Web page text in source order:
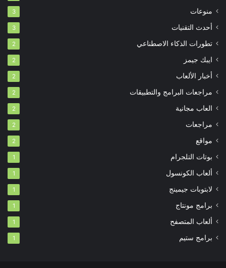
منوعات 3
أحدث التقنيات 3
تطورات الذكاء الاصطناعي 2
ايبك جيمز 2
أخبار الألعاب 2
مراجعات البرامج والتطبيقات 2
العاب مجانية 2
مراجعات 2
مواقع 2
بوتات التلجرام 1
ألعاب الكونسول 1
لابتوبات جيمينج 1
برامج مونتاج 1
ألعاب المتصفح 1
برامج ستيم 1